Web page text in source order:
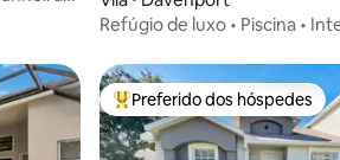
Refúgio de luxo • Piscina •
Entre os melhores preferidos
Preferido dos hóspedes